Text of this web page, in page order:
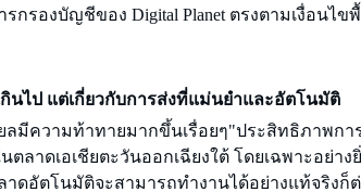
กรองบัญชีของ Digital Planet ตรงตามเงื่อนไข
กินไป แต่เกี่ยวกับการส่งที่แม่นยำและอัตโนมัติ
มีความท้าทายมากขึ้นเรื่อยๆ"ประสิทธิภาพกา
ลาดเอเชียตะวันออกเฉียงใต้ โดยเฉพาะอย่าง
าดอัตโนมัติจะสามารถทำงานได้อย่างแท้จริงก็